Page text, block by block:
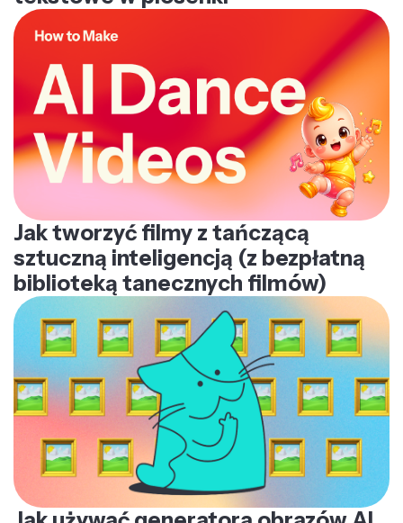
Jak tworzyć filmy z tańczącą
sztuczną inteligencją (z bezpłatną
biblioteką tanecznych filmów)